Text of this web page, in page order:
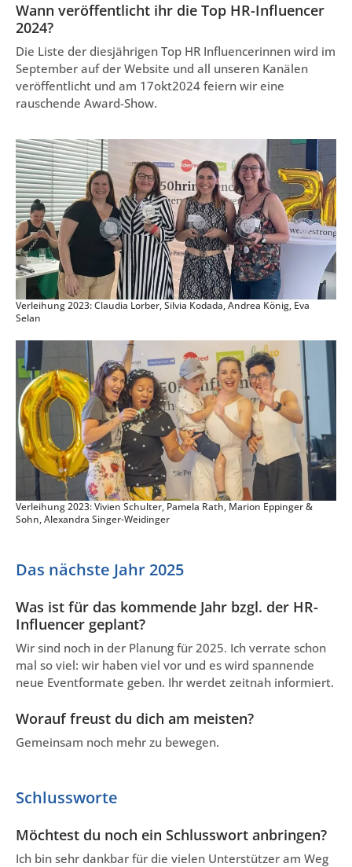
Wann veröffentlicht ihr die Top HR-Influencer
2024?
Die Liste der diesjährigen Top HR Influencerinnen wird im
September auf der Website und all unseren Kanälen
veröffentlicht und am 17okt2024 feiern wir eine
rauschende Award-Show.
Verleihung 2023: Claudia Lorber, Silvia Kodada, Andrea König, Eva
Selan
Verleihung 2023: Vivien Schulter, Pamela Rath, Marion Eppinger &
Sohn, Alexandra Singer-Weidinger
Das nächste Jahr 2025
Was ist für das kommende Jahr bzgl. der HR-
Influencer geplant?
Wir sind noch in der Planung für 2025. Ich verrate schon
mal so viel: wir haben viel vor und es wird spannende
neue Eventformate geben. Ihr werdet zeitnah informiert.
Worauf freust du dich am meisten?
Gemeinsam noch mehr zu bewegen.
Schlussworte
Möchtest du noch ein Schlusswort anbringen?
Ich bin sehr dankbar für die vielen Unterstützer am Weg